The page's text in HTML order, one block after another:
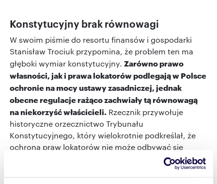
Konstytucyjny brak równowagi
W swoim piśmie do resortu finansów i gospodarki
Stanisław Trociuk przypomina, że problem ten ma
głęboki wymiar konstytucyjny. Zarówno prawo
własności, jak i prawa lokatorów podlegają w Polsce
ochronie na mocy ustawy zasadniczej, jednak
obecne regulacje rażąco zachwiały tą równowagą
na niekorzyść właścicieli. Rzecznik przywołuje
historyczne orzecznictwo Trybunału
Konstytucyjnego, który wielokrotnie podkreślał, że
ochrona praw lokatorów nie może odbywać się